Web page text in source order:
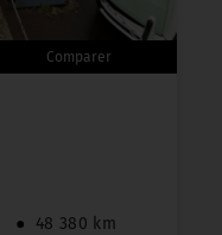
● 48 380 km